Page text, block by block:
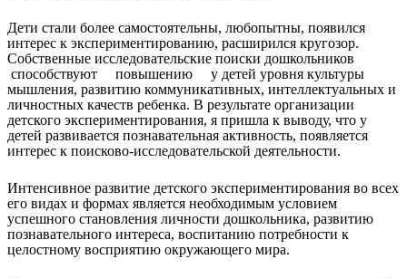
Дети стали более самостоятельны, любопытны, появился
интерес к экспериментированию, расширился кругозор.
Собственные исследовательские поиски дошкольников
способствуют повышению у детей уровня культуры
мышления, развитию коммуникативных, интеллектуальных и
личностных качеств ребенка. В результате организации
детского экспериментирования, я пришла к выводу, что у
детей развивается познавательная активность, появляется
интерес к поисково-исследовательской деятельности.
Интенсивное развитие детского экспериментирования во всех
его видах и формах является необходимым условием
успешного становления личности дошкольника, развитию
познавательного интереса, воспитанию потребности к
целостному восприятию окружающего мира.